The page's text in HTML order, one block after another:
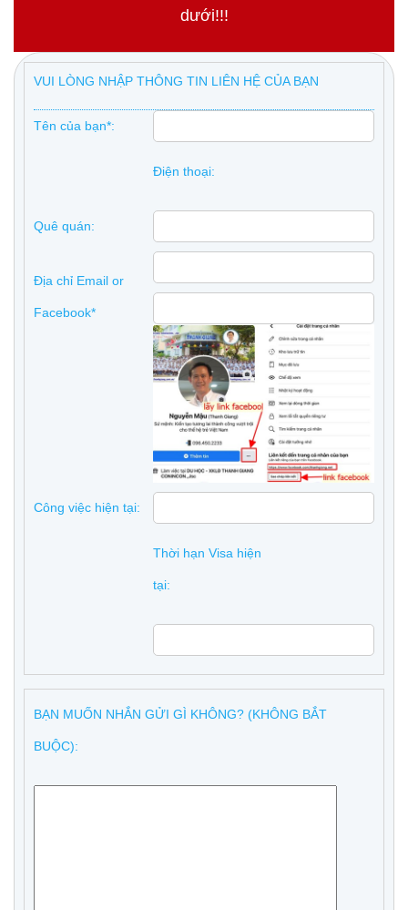
dưới!!!
VUI LÒNG NHẬP THÔNG TIN LIÊN HỆ CỦA BẠN
Tên của bạn*:
Điện thoại:
Quê quán:
Địa chỉ Email or
Facebook*
Công việc hiện tại:
Thời hạn Visa hiện
tại:
BẠN MUỐN NHẮN GỬI GÌ KHÔNG? (KHÔNG BẮT
BUỘC):